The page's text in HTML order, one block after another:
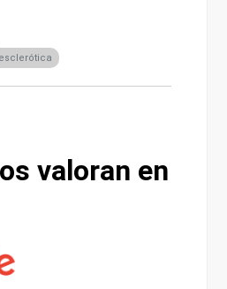
esclerótica
valoran en